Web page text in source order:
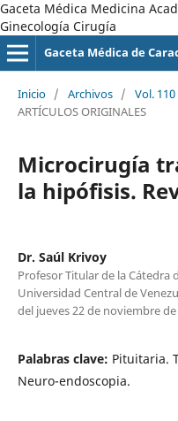
Gaceta Médica Medicina
Ginecología Cirugía
Gaceta Médica de
Inicio / Archivos / Vol.
ARTÍCULOS ORIGINALES
Microcirugía
la hipófisis.
Dr. Saúl Krivoy
Profesor Titular de la Cátedra
Universidad Central de
del jueves 22 de noviembre de
Palabras clave: Pituitaria.
Neuro-endoscopia.